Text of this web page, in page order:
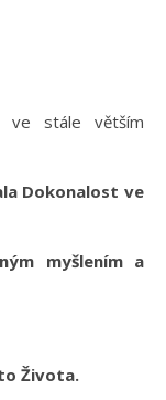
ve stále větším
Dokonalost ve
myšlením a
Života.